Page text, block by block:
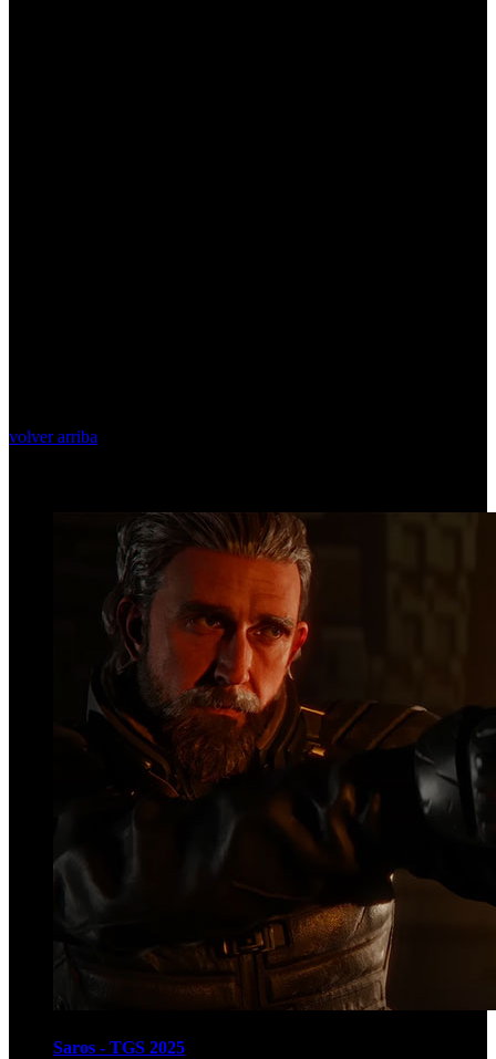
volver arriba
Saros - TGS 2025